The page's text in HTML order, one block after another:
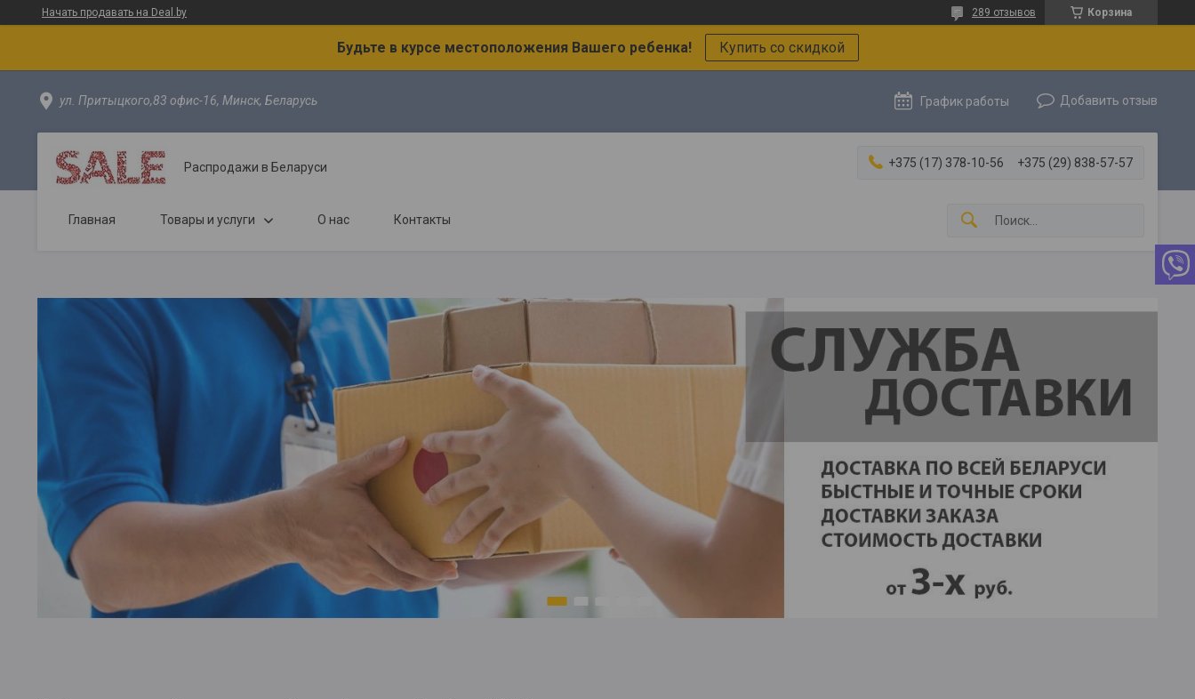
Начать продавать на Deal.by Корзина
289 отзывов
Будьте в курсе местоположения Вашего ребенка! Купить со скидкой
ул. Притыцкого,83 офис-16, Минск, Беларусь График работы Добавить отзыв
Распродажи в Беларуси +375 (17) 378-10-56 +375 (29) 838-57-57
Главная Товары и услуги О нас Контакты